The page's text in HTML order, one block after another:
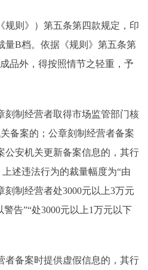
规则》）第五条第四款规定，印
量B档。依据《规则》第五条第
品外，得按照情节之轻重，予
刻制经营者取得市场监管部门核
备案的；公章刻制经营者备案
公安机关更新备案信息的，其行
述违法行为的裁量幅度为“由
制经营者处3000元以上3万元
告”“处3000元以上1万元以下
者备案时提供虚假信息的，其行